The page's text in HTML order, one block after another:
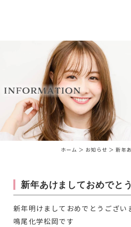
ホーム ＞ お知らせ ＞ 新年
新年あけましておめでと
新年明けましておめでとうござい
鳴尾化学松岡です